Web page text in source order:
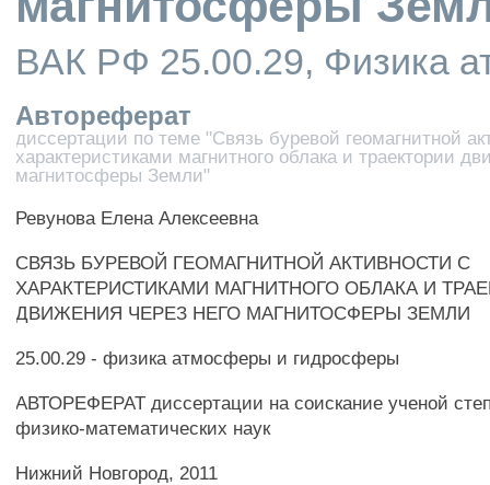
ВАК РФ 25.00.29, Физика
Автореферат
диссертации по теме "Связь буревой геомагнитной
характеристиками магнитного облака и траектории
магнитосферы Земли"
Ревунова Елена Алексеевна
СВЯЗЬ БУРЕВОЙ ГЕОМАГНИТНОЙ АКТИВНОСТИ С
ХАРАКТЕРИСТИКАМИ МАГНИТНОГО ОБЛАКА И
ДВИЖЕНИЯ ЧЕРЕЗ НЕГО МАГНИТОСФЕРЫ ЗЕМЛИ
25.00.29 - физика атмосферы и гидросферы
АВТОРЕФЕРАТ диссертации на соискание ученой
физико-математических наук
Нижний Новгород, 2011